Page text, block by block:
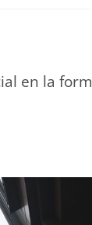
en la